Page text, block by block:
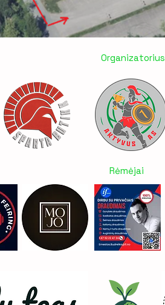
Organizatorius
Rėmėjai